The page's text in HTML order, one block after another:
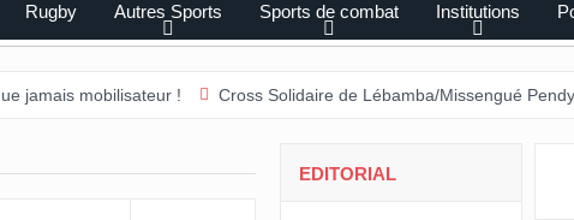
Rugby Autres Sports Sports de combat Institutions
! Cross Solidaire de Lébamba/Missengué Pendy : «
EDITORIAL